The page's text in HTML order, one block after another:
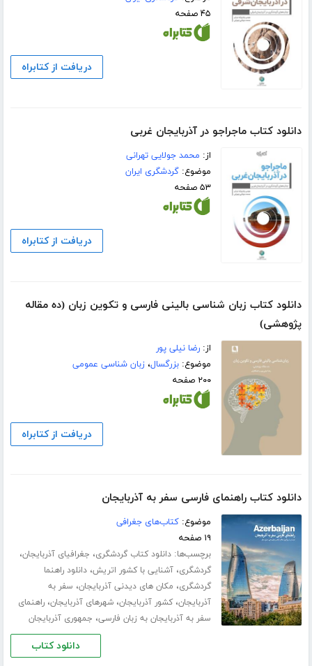
۴۵ صفحه
دریافت از کتابراه
دانلود کتاب ماجراجو در آذربایجان غربی
از: محمد جولایی تهرانی
موضوع:گردشگری ایران
۵۳ صفحه
دریافت از کتابراه
دانلود کتاب زبان شناسی بالینی فارسی و تکوین زبان (ده مقاله
پژوهشی)
از:رضا نیلی پور
موضوع:بزرگسال،زبان شناسی عمومی
۲۰۰ صفحه
دریافت از کتابراه
دانلود کتاب راهنمای فارسی سفر به آذربایجان
موضوع:کتاب‌های جغرافی
۱۹ صفحه
برچسب‌ها:دانلود کتاب گردشگری، جغرافیای آذربایجان،
گردشگری،آشنایی با کشور اتریش،دانلود راهنما
گردشگری، مکان های دیدنی آذربایجان، سفر به
آذربایجان،کشور آذربایجان،شهرهای آذربایجان،راهنمای
سفر به آذربایجان به زبان فارسی، جمهوری آذربایجان
دانلود کتاب